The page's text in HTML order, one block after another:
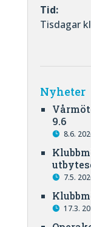
Tid:
Tisdagar
Nyheter
9.6
8.6.
7.5.
17.3.